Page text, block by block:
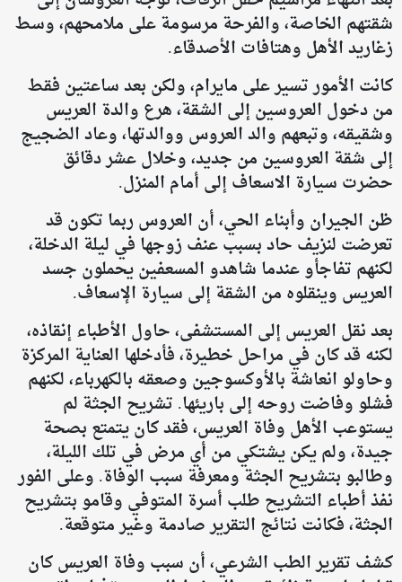
شقتهم الخاصة، والفرحة مرسومة على ملامحهم، وسط
زغاريد الأهل وهتافات الأصدقاء.
كانت الأمور تسير على مايرام، ولكن بعد ساعتين فقط
من دخول العروسين إلى الشقة، هرع والدة العريس
وشقيقه، وتبعهم والد العروس ووالدتها، وعاد الضجيج
إلى شقة العروسين من جديد، وخلال عشر دقائق
حضرت سيارة الاسعاف إلى أمام المنزل.
ظن الجيران وأبناء الحي، أن العروس ربما تكون قد
تعرضت لنزيف حاد بسبب عنف زوجها في ليلة الدخلة،
لكنهم تفاجأو عندما شاهدو المسعفين يحملون جسد
العريس وينقلوه من الشقة إلى سيارة الإسعاف.
بعد نقل العريس إلى المستشفى، حاول الأطباء إنقاذه،
لكنه قد كان في مراحل خطيرة، فأدخلها العناية المركزة
وحاولو انعاشة بالأوكسوجين وصعقه بالكهرباء، لكنهم
فشلو وفاضت روحه إلى باريئها. تشريح الجثة لم
يستوعب الأهل وفاة العريس، فقد كان يتمتع بصحة
جيدة، ولم يكن يشتكي من أي مرض في تلك الليلة،
وطالبو بتشريح الجثة ومعرفة سبب الوفاة. وعلى الفور
نفذ أطباء التشريح طلب أسرة المتوفي وقامو بتشريح
الجثة، فكانت نتائج التقرير صادمة وغير متوقعة.
كشف تقرير الطب الشرعي، أن سبب وفاة العريس كان